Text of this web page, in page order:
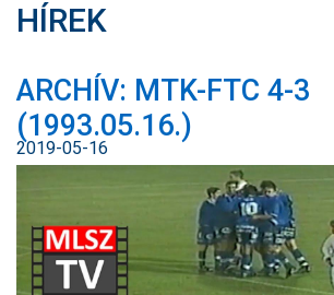
JEGYÉRTÉKESÍTÉS
WEBSHOP
EGYESÜLET
NYITÓLAP
HÍREK
CSAPATOK
HÍREK
ARCHÍV: MTK-FTC 4-3
(1993.05.16.)
2019-05-16